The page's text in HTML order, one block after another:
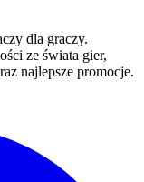
dla graczy.
ze świata gier,
najlepsze promocje.